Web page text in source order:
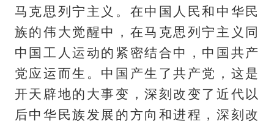
马克思列宁主义。在中国人民和中华民
族的伟大觉醒中，在马克思列宁主义同
中国工人运动的紧密结合中，中国共产
党应运而生。中国产生了共产党，这是
开天辟地的大事变，深刻改变了近代以
后中华民族发展的方向和进程，深刻改